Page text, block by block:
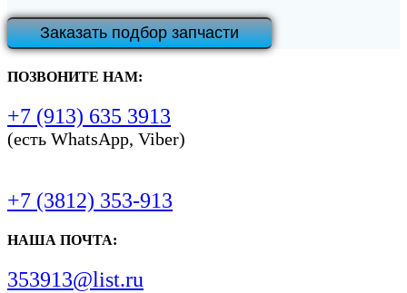
Заказать подбор запчасти
ПОЗВОНИТЕ НАМ:
+7 (913) 635 3913
(есть WhatsApp, Viber)
+7 (3812) 353-913
НАША ПОЧТА:
353913@list.ru